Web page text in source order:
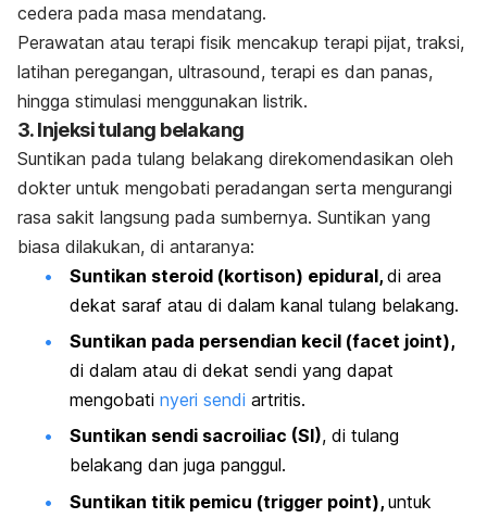
cedera pada masa mendatang.
Perawatan atau terapi fisik mencakup terapi pijat, traksi,
latihan peregangan, ultrasound, terapi es dan panas,
hingga stimulasi menggunakan listrik.
3. Injeksi tulang belakang
Suntikan pada tulang belakang direkomendasikan oleh
dokter untuk mengobati peradangan serta mengurangi
rasa sakit langsung pada sumbernya. Suntikan yang
biasa dilakukan, di antaranya:
Suntikan steroid (kortison) epidural, di area
dekat saraf atau di dalam kanal tulang belakang.
Suntikan pada persendian kecil (facet joint),
di dalam atau di dekat sendi yang dapat
mengobati nyeri sendi artritis.
Suntikan sendi sacroiliac (SI), di tulang
belakang dan juga panggul.
Suntikan titik pemicu (trigger point), untuk